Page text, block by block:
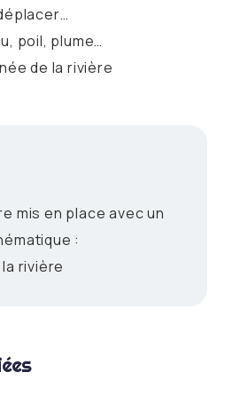
poil, plume…
de la rivière
mis en place avec un
:
rivière